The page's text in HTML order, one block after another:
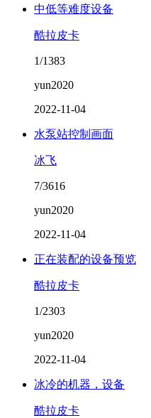
中低等难度设备
酷拉皮卡
1/1383
yun2020
2022-11-04
水泵站控制画面
冰飞
7/3616
yun2020
2022-11-04
正在装配的设备预览
酷拉皮卡
1/2303
yun2020
2022-11-04
冰冷的机器，设备
酷拉皮卡